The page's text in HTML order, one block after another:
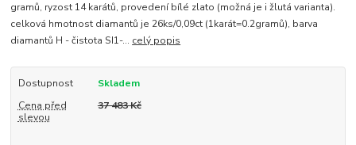
gramů, ryzost 14 karátů, provedení bílé zlato (možná je i žlutá varianta).
celková hmotnost diamantů je 26ks/0,09ct (1karát=0.2gramů), barva
diamantů H - čistota SI1-... celý popis
Dostupnost
Skladem
Cena před
slevou
37 483 Kč